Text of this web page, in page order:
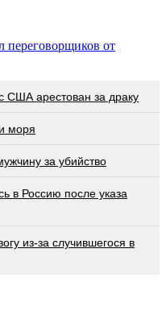
переговорщиков от
США арестован за драку
моря
за убийство
в Россию после указа
из-за случившегося в